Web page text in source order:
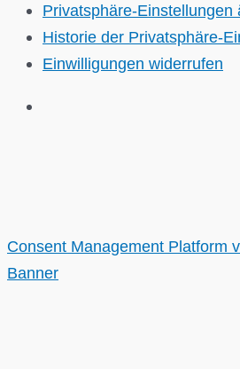
Privatsphäre-Einstellungen
Historie der Privatsphäre-
Einwilligungen widerrufen
Consent Management Platform
Banner